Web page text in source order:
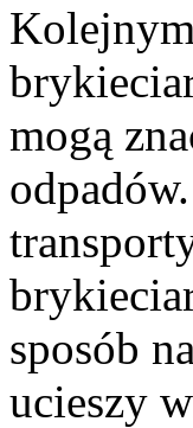
mogą
sposób na
ucieszy